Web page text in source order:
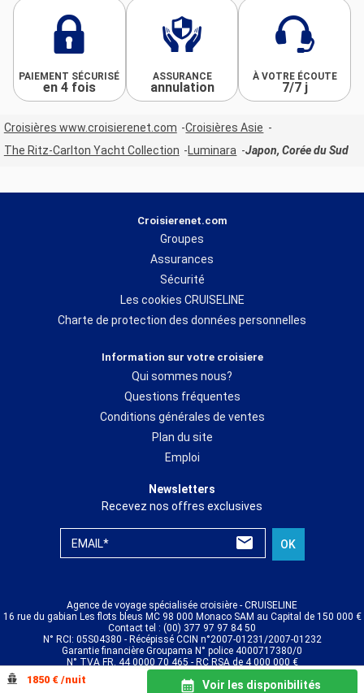
1850 € /nuit Voir les disponibilités
PAIEMENT SÉCURISÉ
en 4 fois
ASSURANCE
annulation
À VOTRE ÉCOUTE
7/7 j
Croisières www.croisierenet.com
Croisières Asie
The Ritz-Carlton Yacht Collection
Luminara Japon, Corée du Sud
Croisierenet.com
Groupes
Assurances
Sécurité
Les cookies CRUISELINE
Charte de protection des données personnelles
Information sur votre croisiere
Qui sommes nous?
Questions fréquentes
Conditions générales de ventes
Plan du site
Emploi
Newsletters
Recevez nos offres exclusives
EMAIL* OK
Agence de voyage spécialisée croisière - CRUISELINE
16 rue du gabian Les flots bleus MC 98 000 Monaco SAM au Capital de 150 000 €
Contact tel : (00) 377 97 97 84 50
N° RCI: 05S04380 - Récépissé CCIN n°2007-01231/2007-01232
Garantie financière Groupama N° police 4000717380/0
N° TVA FR. 44 0000 70 465 - RC RSA de 4 000 000 €
© CRUISELINE 2026 - all rights reserved